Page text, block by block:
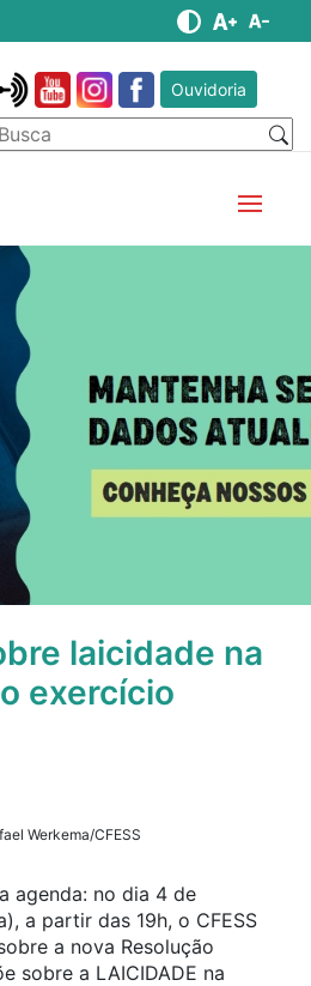
Ouvidoria
laicidade na
exercício
Werkema/CFESS
agenda: no dia 4 de
a partir das 19h, o CFESS
a nova Resolução
sobre a LAICIDADE na